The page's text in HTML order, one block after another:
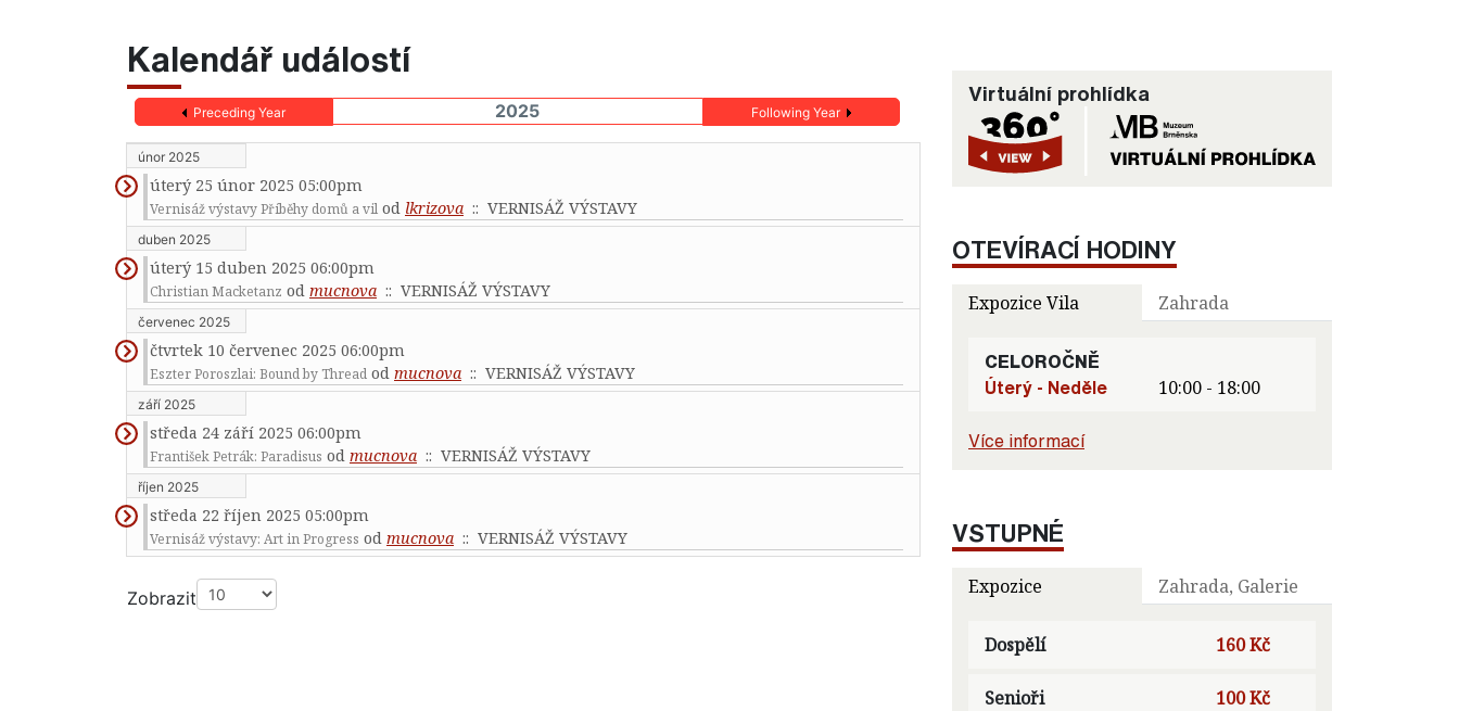
Kalendář událostí
Preceding Year 2025 Following Year
únor 2025
úterý 25 únor 2025 05:00pm
Vernisáž výstavy Příběhy domů a vil od lkrizova :: VERNISÁŽ VÝSTAVY
duben 2025
úterý 15 duben 2025 06:00pm
Christian Macketanz od mucnova :: VERNISÁŽ VÝSTAVY
červenec 2025
čtvrtek 10 červenec 2025 06:00pm
Eszter Poroszlai: Bound by Thread od mucnova :: VERNISÁŽ VÝSTAVY
září 2025
středa 24 září 2025 06:00pm
František Petrák: Paradisus od mucnova :: VERNISÁŽ VÝSTAVY
říjen 2025
středa 22 říjen 2025 05:00pm
Vernisáž výstavy: Art in Progress od mucnova :: VERNISÁŽ VÝSTAVY
Pagination List Limit
Zobrazit
Virtuální prohlídka
OTEVÍRACÍ HODINY
Expozice Vila Zahrada
CELOROČNĚ
Úterý - Neděle
10:00 - 18:00
Více informací
VSTUPNÉ
Expozice Zahrada, Galerie
Dospělí 160 Kč
Senioři 100 Kč